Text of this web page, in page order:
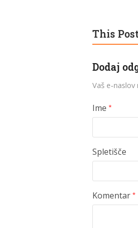
This
Dodaj
Vaš e-
Ime *
Spletišče
Komentar *